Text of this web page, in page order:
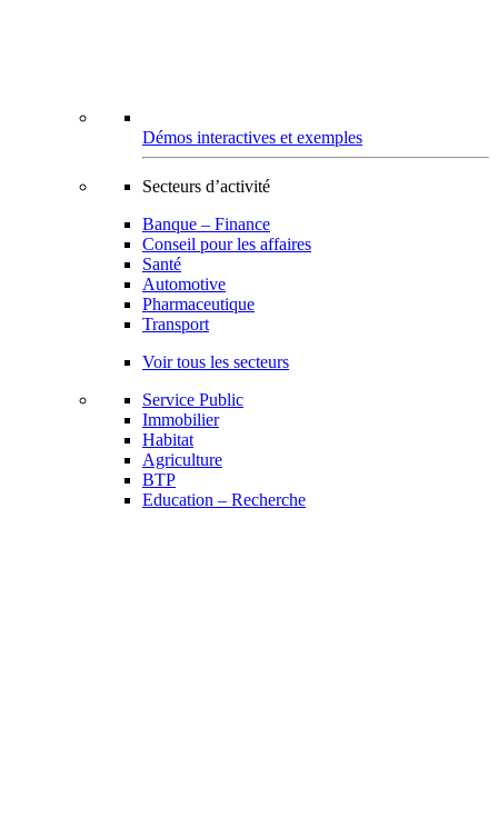
Démos interactives et exemples
Secteurs d’activité
Banque – Finance
Conseil pour les affaires
Santé
Automotive
Pharmaceutique
Transport
Voir tous les secteurs
Service Public
Immobilier
Habitat
Agriculture
BTP
Education – Recherche